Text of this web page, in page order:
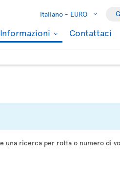
Italiano - EURO
Informazioni Contattaci
una ricerca per rotta o numero di